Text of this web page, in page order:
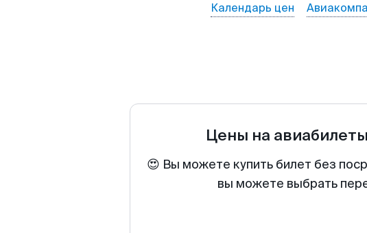
Календарь цен
Цены на авиабилеты
😍 Вы можете купить билет без
вы можете выбрать